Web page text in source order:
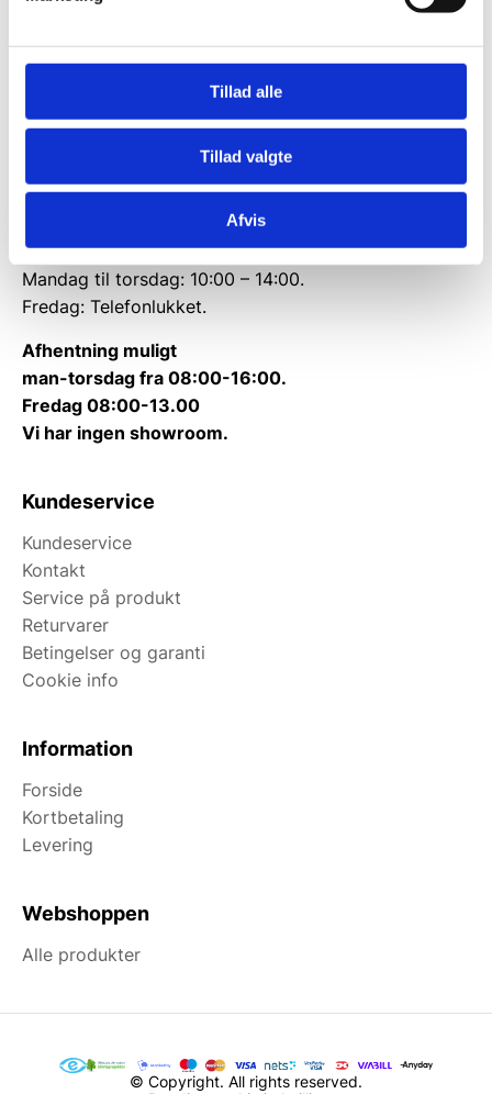
Tillad alle
Tillad valgte
Afvis
Rømersvej 33
CVR: 38952986
Tlf.71 99 30 98
Mandag til torsdag: 10:00 – 14:00.
Fredag: Telefonlukket.
Afhentning muligt
man-torsdag fra 08:00-16:00.
Fredag 08:00-13.00
Vi har ingen showroom.
Kundeservice
Kundeservice
Kontakt
Service på produkt
Returvarer
Betingelser og garanti
Cookie info
Information
Forside
Kortbetaling
Levering
Webshoppen
Alle produkter
© Copyright. All rights reserved.